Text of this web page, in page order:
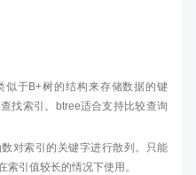
似于B+树的结构来存储数据的键
找索引。btree适合支持比较查询
对索引的关键字进行散列。只能
引值较长的情况下使用。